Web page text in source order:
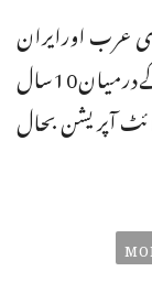
عرب اورایران
کےدرمیان10سال
آپریشن بحال